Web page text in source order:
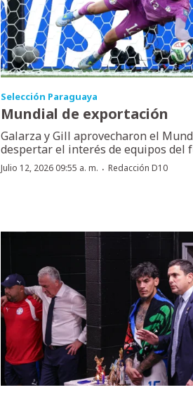
Selección Paraguaya
Mundial de exportación
Galarza y Gill aprovecharon el
despertar el interés de equipos del
Julio 12, 2026 09:55 a. m. ·Redacción D10